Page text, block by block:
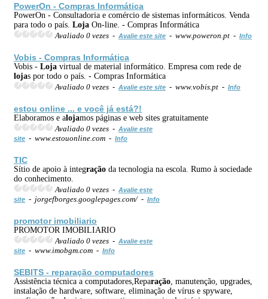
PowerOn - Compras Informática
PowerOn - Consultadoria e comércio de sistemas informáticos. Venda
para todo o país. Loja On-line. - Compras Informática
Avaliado 0 vezes - Avalie este site - www.poweron.pt - Info
Vobis - Compras Informática
Vobis - Loja virtual de material informático. Empresa com rede de
lojas por todo o país. - Compras Informática
Avaliado 0 vezes - Avalie este site - www.vobis.pt - Info
estou online ... e você já está?!
Elaboramos e alojamos páginas e web sites gratuitamente
Avaliado 0 vezes - Avalie este
site - www.estouonline.com - Info
TIC
Sítio de apoio à integração da tecnologia na escola. Rumo à sociedade
do conhecimento.
Avaliado 0 vezes - Avalie este
site - jorgefborges.googlepages.com/ - Info
promotor imobiliario
PROMOTOR IMOBILIARIO
Avaliado 0 vezes - Avalie este
site - www.imobgm.com - Info
SEBITS - reparação computadores
Assistência técnica a computadores,Reparação , manutenção, upgrades,
instalação de hardware, software, eliminação de vírus e spyware,